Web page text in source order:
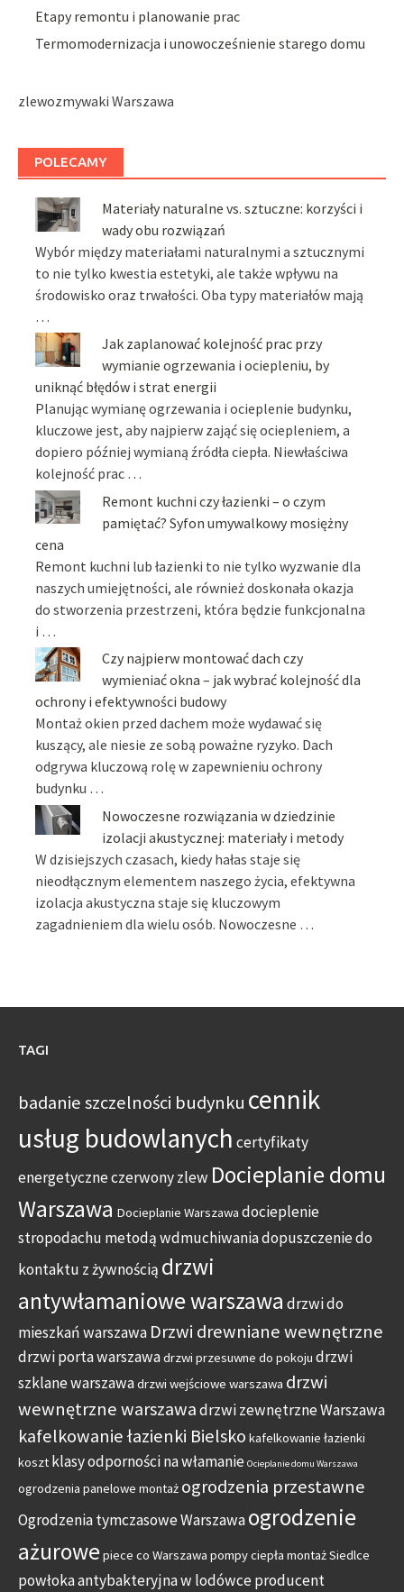
Etapy remontu i planowanie prac
Termomodernizacja i unowocześnienie starego domu
zlewozmywaki Warszawa
POLECAMY
Materiały naturalne vs. sztuczne: korzyści i
wady obu rozwiązań
Wybór między materiałami naturalnymi a sztucznymi
to nie tylko kwestia estetyki, ale także wpływu na
środowisko oraz trwałości. Oba typy materiałów mają
…
Jak zaplanować kolejność prac przy
wymianie ogrzewania i ociepleniu, by
uniknąć błędów i strat energii
Planując wymianę ogrzewania i ocieplenie budynku,
kluczowe jest, aby najpierw zająć się ociepleniem, a
dopiero później wymianą źródła ciepła. Niewłaściwa
kolejność prac …
Remont kuchni czy łazienki – o czym
pamiętać? Syfon umywalkowy mosiężny
cena
Remont kuchni lub łazienki to nie tylko wyzwanie dla
naszych umiejętności, ale również doskonała okazja
do stworzenia przestrzeni, która będzie funkcjonalna
i …
Czy najpierw montować dach czy
wymieniać okna – jak wybrać kolejność dla
ochrony i efektywności budowy
Montaż okien przed dachem może wydawać się
kuszący, ale niesie ze sobą poważne ryzyko. Dach
odgrywa kluczową rolę w zapewnieniu ochrony
budynku …
Nowoczesne rozwiązania w dziedzinie
izolacji akustycznej: materiały i metody
W dzisiejszych czasach, kiedy hałas staje się
nieodłącznym elementem naszego życia, efektywna
izolacja akustyczna staje się kluczowym
zagadnieniem dla wielu osób. Nowoczesne …
TAGI
badanie szczelności budynku cennik
usług budowlanych certyfikaty
energetyczneczerwony zlew Docieplanie domu
Warszawa Docieplanie Warszawa docieplenie
stropodachu metodą wdmuchiwaniadopuszczenie do
kontaktu z żywnością drzwi
antywłamaniowe warszawa drzwi do
mieszkań warszawa Drzwi drewniane wewnętrzne
drzwi porta warszawadrzwi przesuwne do pokoju drzwi
szklane warszawadrzwi wejściowe warszawa drzwi
wewnętrzne warszawadrzwi zewnętrzne Warszawa
kafelkowanie łazienki Bielsko kafelkowanie łazienki
koszt klasy odporności na włamanie Ocieplanie domu Warszawa
ogrodzenia panelowe montaż ogrodzenia przestawne
Ogrodzenia tymczasowe Warszawaogrodzenie
ażurowepiece co Warszawa pompy ciepła montaż Siedlce
powłoka antybakteryjna w lodówceproducent